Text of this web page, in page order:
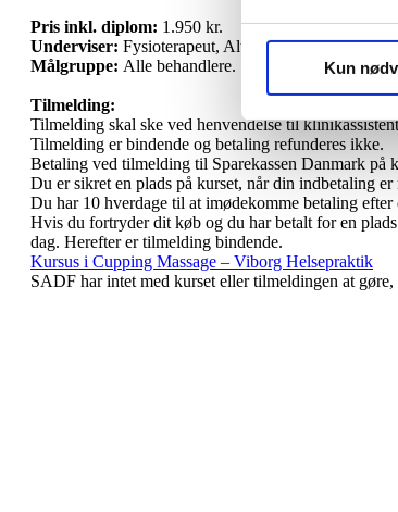
Kun
Pris inkl. diplom: 1.950 kr.
Underviser: Fysioterapeut, Alternativ behandler og
Målgruppe: Alle behandlere.
Tilmelding:
Tilmelding skal ske ved henvendelse til
Tilmelding er bindende og betaling refunderes ikke.
Betaling ved tilmelding til Sparekassen Danmark
Du er sikret en plads på kurset, når din indbetaling er
Du har 10 hverdage til at imødekomme betaling
Hvis du fortryder dit køb og du har betalt for en
dag. Herefter er tilmelding bindende.
Kursus i Cupping Massage – Viborg Helsepraktik
SADF har intet med kurset eller tilmeldingen at